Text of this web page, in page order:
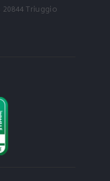
20844 Triuggio